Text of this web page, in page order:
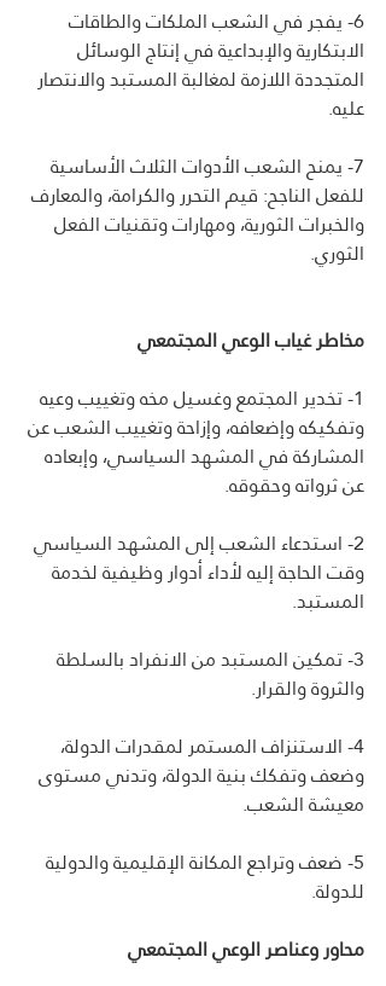
6- يفجر في الشعب الملكات والطاقات
الابتكارية والإبداعية في إنتاج الوسائل
المتجددة اللازمة لمغالبة المستبد والانتصار
عليه.
7- يمنح الشعب الأدوات الثلاث الأساسية
للفعل الناجح: قيم التحرر والكرامة، والمعارف
والخبرات الثورية، ومهارات وتقنيات الفعل
الثوري.
مخاطر غياب الوعي المجتمعي
1- تخدير المجتمع وغسيل مخه وتغييب وعيه
وتفكيكه وإضعافه، وإزاحة وتغييب الشعب عن
المشاركة في المشهد السياسي، وإبعاده
عن ثرواته وحقوقه.
2- استدعاء الشعب إلى المشهد السياسي
وقت الحاجة إليه لأداء أدوار وظيفية لخدمة
المستبد.
3- تمكين المستبد من الانفراد بالسلطة
والثروة والقرار.
4- الاستنزاف المستمر لمقدرات الدولة،
وضعف وتفكك بنية الدولة، وتدني مستوى
معيشة الشعب.
5- ضعف وتراجع المكانة الإقليمية والدولية
للدولة.
محاور وعناصر الوعي المجتمعي